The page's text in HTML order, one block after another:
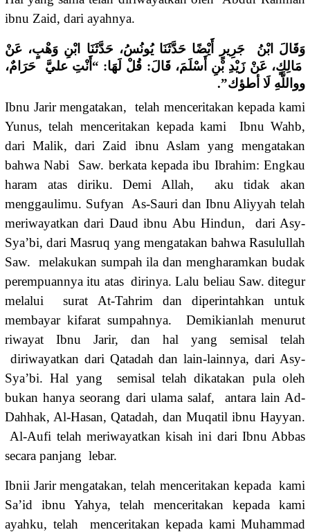
ibnu Zaid, dari ayahnya.
وَقَالَ ابْنُ جَرِيرٍ أَيْضًا حَدَّثَنَا يُونُسُ، حَدَّثَنَا ابْنِ وَهْبٍ، عَنْ
مَالِكٍ، عَنْ زَيْدِ بْنِ أَسْلَمَ، قَالَ: قُلْ لَهَا: “أَنْتِ عليَّ حَرَامٌ،
وواللَّهِ لَا أطؤك”.
Ibnu Jarir mengatakan, telah menceritakan kepada kami
Yunus, telah menceritakan kepada kami Ibnu Wahb,
dari Malik, dari Zaid ibnu Aslam yang mengatakan
bahwa Nabi Saw. berkata kepada ibu Ibrahim: Engkau
haram atas diriku. Demi Allah, aku tidak akan
menggaulimu. Sufyan As-Sauri dan Ibnu Aliyyah telah
meriwayatkan dari Daud ibnu Abu Hindun, dari Asy-
Sya’bi, dari Masruq yang mengatakan bahwa Rasulullah
Saw. melakukan sumpah ila dan mengharamkan budak
perempuannya itu atas dirinya. Lalu beliau Saw. ditegur
melalui surat At-Tahrim dan diperintahkan untuk
membayar kifarat sumpahnya. Demikianlah menurut
riwayat Ibnu Jarir, dan hal yang semisal telah
diriwayatkan dari Qatadah dan lain-lainnya, dari Asy-
Sya’bi. Hal yang semisal telah dikatakan pula oleh
bukan hanya seorang dari ulama salaf, antara lain Ad-
Dahhak, Al-Hasan, Qatadah, dan Muqatil ibnu Hayyan.
Al-Aufi telah meriwayatkan kisah ini dari Ibnu Abbas
secara panjang lebar.
Ibnii Jarir mengatakan, telah menceritakan kepada kami
Sa’id ibnu Yahya, telah menceritakan kepada kami
ayahku, telah menceritakan kepada kami Muhammad